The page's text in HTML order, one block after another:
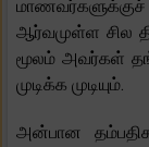
ஆர்வமுள்ள சில
மூலம் அவர்கள்
முடிக்க முடியும்.
அன்பான